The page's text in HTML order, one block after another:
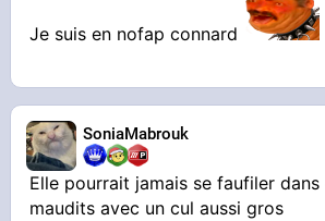
Je suis en nofap connard
SoniaMabrouk
Elle pourrait jamais se faufiler
maudits avec un cul aussi gros